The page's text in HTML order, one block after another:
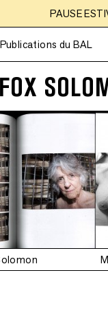
PAUSE
Publications du BAL